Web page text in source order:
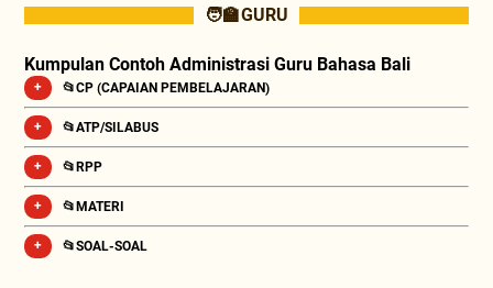
🧑‍🏫 GURU
Kumpulan Contoh Administrasi Guru Bahasa Bali
📂CP (CAPAIAN PEMBELAJARAN)
📂ATP/SILABUS
📂RPP
📂MATERI
📂SOAL-SOAL